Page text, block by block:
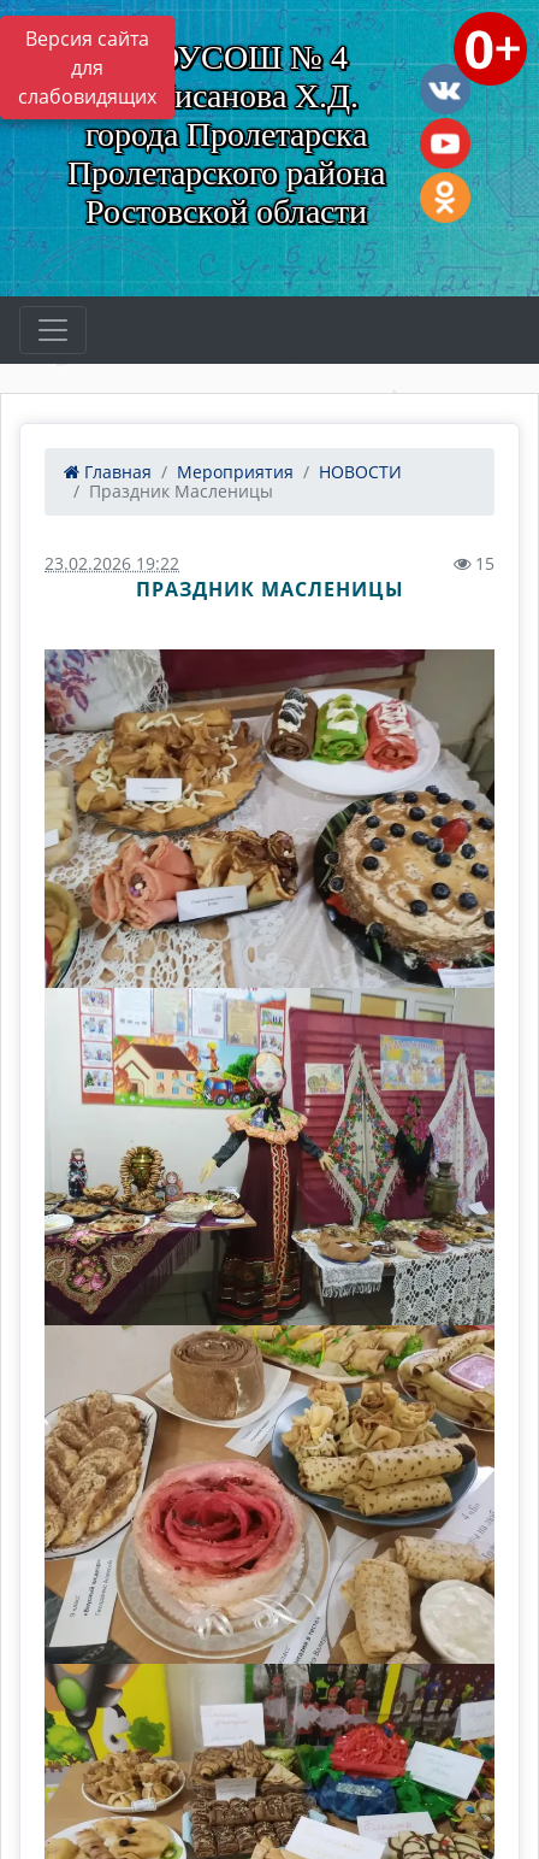
Версия сайта
для
слабовидящих
МБОУСОШ № 4
им. Нисанова Х.Д.
города Пролетарска
Пролетарского района
Ростовской области
Главная Мероприятия
НОВОСТИ
Праздник Масленицы
23.02.2026 19:22 15
ПРАЗДНИК МАСЛЕНИЦЫ